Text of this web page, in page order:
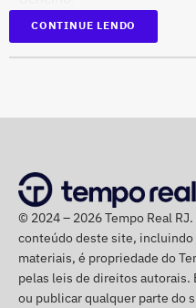
Além dela, outros 12 réus
*Com informações do g1
CONTINUE LENDO
© 2024 – 2026 Tempo Real
conteúdo deste site,
materiais, é propriedade do
pelas leis de direitos
ou publicar qualquer parte do